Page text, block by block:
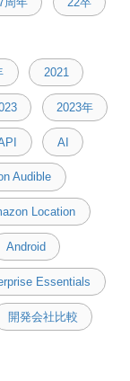
2021
2023年
AI
Audible
Location
Android
Essentials
開発会社比較